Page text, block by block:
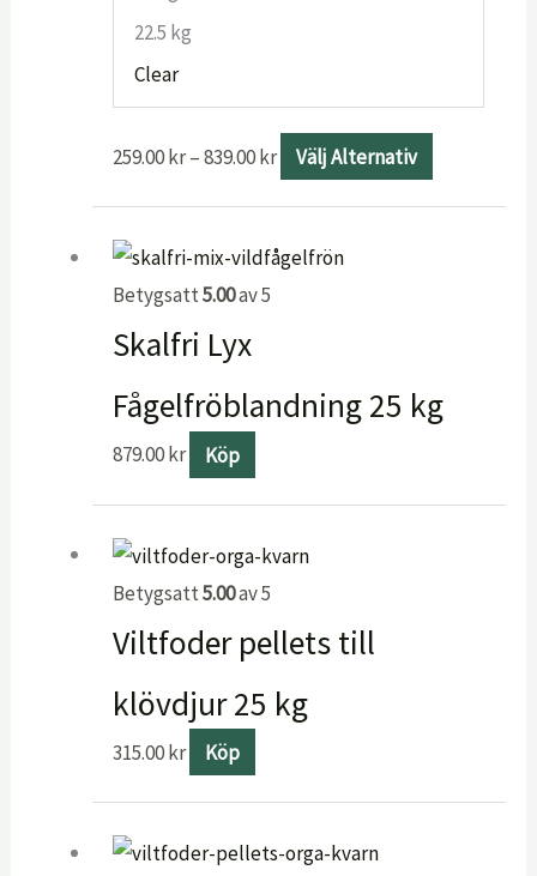
22.5 kg
Clear
259.00kr–839.00kr Välj Alternativ
Betygsatt5.00av 5
Skalfri Lyx
Fågelfröblandning 25 kg
879.00kr Köp
Betygsatt5.00av 5
Viltfoder pellets till
klövdjur 25 kg
315.00kr Köp